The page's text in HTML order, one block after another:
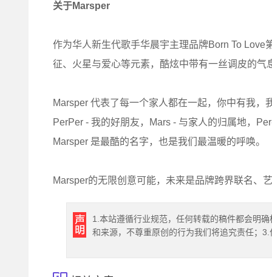
关于Marsper
作为华人新生代歌手华晨宇主理品牌Born To
征、火星与爱心等元素，酷炫中带有一丝调皮的
Marsper 代表了每一个家人都在一起，你中有我，
PerPer - 我的好朋友，Mars - 与家人的归属地，
Marsper 是最酷的名字，也是我们最温暖的呼唤。
Marsper的无限创意可能，未来是品牌跨界联名、
1.本站遵循行业规范，任何转载的稿件都会明
和来源，不尊重原创的行为我们将追究责任；